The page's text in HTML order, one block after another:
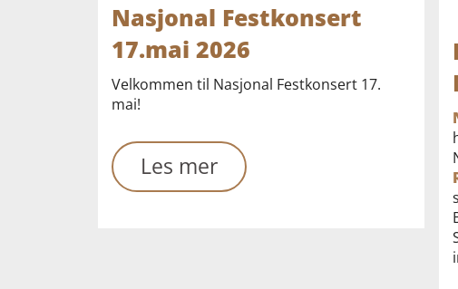
Nasjonal Festkonsert
17.mai 2026
Velkommen til Nasjonal Festkonsert 17.
mai!
Les mer